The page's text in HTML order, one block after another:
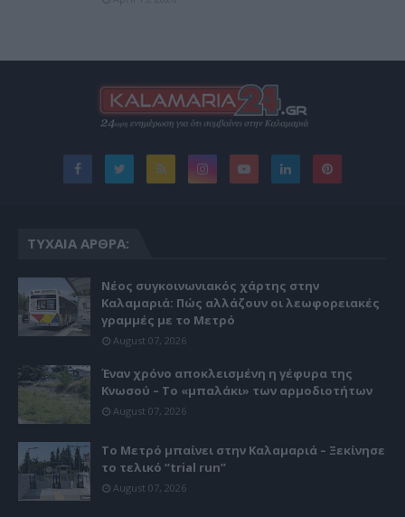
ΤΥΧΑΊΑ ΆΡΘΡΑ:
Νέος συγκοινωνιακός χάρτης στην
Καλαμαριά: Πώς αλλάζουν οι λεωφορειακές
γραμμές με το Μετρό
August 07, 2026
Έναν χρόνο αποκλεισμένη η γέφυρα της
Κνωσού – Το «μπαλάκι» των αρμοδιοτήτων
August 07, 2026
Το Μετρό μπαίνει στην Καλαμαριά – Ξεκίνησε
το τελικό “trial run”
August 07, 2026